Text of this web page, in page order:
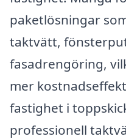
paketlösningar
taktvätt,
fasadrengöring,
mer
fastighet i
professionell